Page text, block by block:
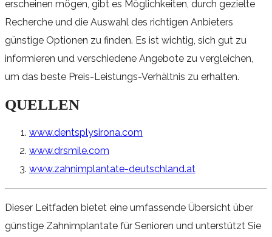
erscheinen mögen, gibt es Möglichkeiten, durch gezielte
Recherche und die Auswahl des richtigen Anbieters
günstige Optionen zu finden. Es ist wichtig, sich gut zu
informieren und verschiedene Angebote zu vergleichen,
um das beste Preis-Leistungs-Verhältnis zu erhalten.
QUELLEN
www.dentsplysirona.com
www.drsmile.com
www.zahnimplantate-deutschland.at
Dieser Leitfaden bietet eine umfassende Übersicht über
günstige Zahnimplantate für Senioren und unterstützt Sie